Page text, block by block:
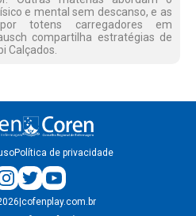
e mental sem descanso, e as
totens carregadores em
compartilha estratégias de
Calçados.
Política de privacidade
cofenplay.com.br